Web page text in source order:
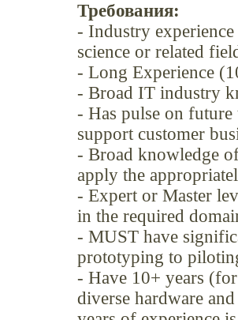
Требования:
- Industry
science or related
- Long Experience
- Broad IT industry
- Has pulse on future
support customer
- Broad knowledge
apply the
- Expert or Master
in the required
- MUST have
prototyping to
- Have 10+ years
diverse hardware